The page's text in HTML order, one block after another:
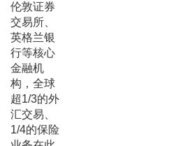
伦敦证券
交易所、
英格兰银
行等核心
金融机
构，全球
超1/3的外
汇交易、
1/4的保险